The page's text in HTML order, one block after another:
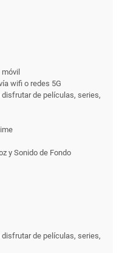
wifi o redes 5G
de películas, series,
y Sonido de Fondo
de películas, series,